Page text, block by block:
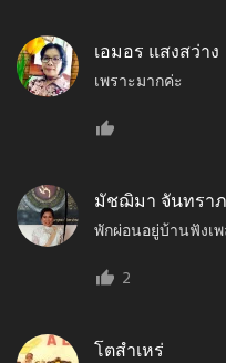
เอมอร แสงสว่าง
เพราะมากค่ะ
มัชฌิมา จันทรา
พักผ่อนอยู่บ้านฟังเ
2
โตสำเหร่